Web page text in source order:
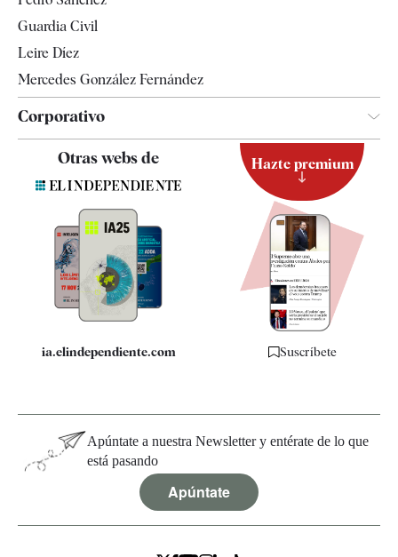
Guardia Civil
Leire Díez
Mercedes González Fernández
Corporativo
Contacto
Quiénes somos
Especificaciones
Otras webs de
ia.elindependiente.com
Hazte premium
Suscríbete
Apúntate a nuestra Newsletter y entérate de lo que
está pasando
Apúntate